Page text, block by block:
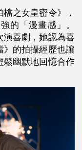
之女皇密令》，
的「漫畫感」。
演喜劇，她認為喜
的拍攝經歷也讓
鬆幽默地回憶合作